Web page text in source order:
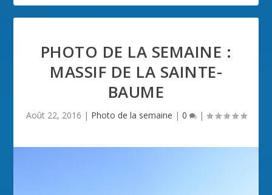
PHOTO DE LA SEMAINE :
MASSIF DE LA SAINTE-
BAUME
Août 22, 2016 | Photo de la semaine | 0 |